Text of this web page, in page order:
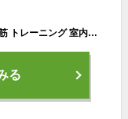
PIVOT-GEAR スライドボード 有酸素運動 内転筋 トレーニング 室内運動器具 スケーティングボード 180cm
る